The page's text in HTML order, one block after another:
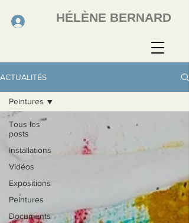
HÉLÈNE BERNARD
ACTUALITÉS
Tous les
posts
Installations
Vidéos
Expositions
Peintures
Documents
Peintures